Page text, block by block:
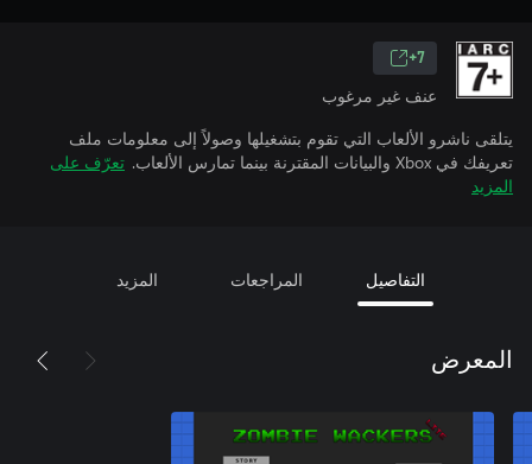
7+
عنف غير مرغوب
يتلقى ناشرو الألعاب التي تقوم بتشغيلها وصولاً إلى معلومات ملف
تعريفك في Xbox والبيانات المقترنة بينما تمارس الألعاب.
تعرّف على
المزيد
التفاصيل المراجعات المزيد
المعرض